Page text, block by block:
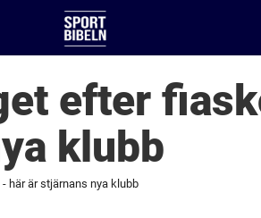
efter
klubb
här är stjärnans nya klubb